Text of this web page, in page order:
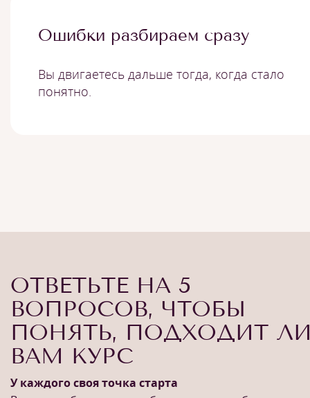
Ошибки разбираем сразу
Вы двигаетесь дальше тогда, когда стало
понятно.
ОТВЕТЬТЕ НА 5
ВОПРОСОВ, ЧТОБЫ
ПОНЯТЬ, ПОДХОДИТ
ВАМ КУРС
У каждого своя точка старта